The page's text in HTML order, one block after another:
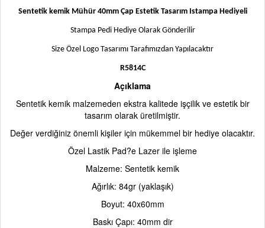
Sentetik kemik Mühür 40mm Çap Estetik Tasarım Istampa Hediyeli
Stampa Pedi Hediye Olarak Gönderilir
Size Özel Logo Tasarımı Tarafımızdan Yapılacaktır
R5814C
Açıklama
Sentetik kemik malzemeden ekstra kalitede işçilik ve estetik bir
tasarım olarak üretilmiştir.
Değer verdiğiniz önemli kişiler için mükemmel bir hediye olacaktır.
Özel Lastik Pad?e Lazer ile işleme
Malzeme: Sentetik kemik
Ağırlık: 84gr (yaklaşık)
Boyut: 40x60mm
Baskı Çapı: 40mm dir